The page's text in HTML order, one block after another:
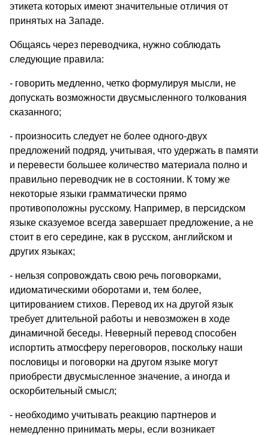
этикета которых имеют значительные отличия от
принятых на Западе.
Общаясь через переводчика, нужно соблюдать
следующие правила:
- говорить медленно, четко формулируя мысли, не
допускать возможности двусмысленного толкования
сказанного;
- произносить следует не более одного-двух
предложений подряд, учитывая, что удержать в памяти
и перевести большее количество материала полно и
правильно переводчик не в состоянии. К тому же
некоторые языки грамматически прямо
противоположны русскому. Например, в персидском
языке сказуемое всегда завершает предложение, а не
стоит в его середине, как в русском, английском и
других языках;
- нельзя сопровождать свою речь поговорками,
идиоматическими оборотами и, тем более,
цитированием стихов. Перевод их на другой язык
требует длительной работы и невозможен в ходе
динамичной беседы. Неверный перевод способен
испортить атмосферу переговоров, поскольку наши
пословицы и поговорки на другом языке могут
приобрести двусмысленное значение, а иногда и
оскорбительный смысл;
- необходимо учитывать реакцию партнеров и
немедленно принимать меры, если возникает